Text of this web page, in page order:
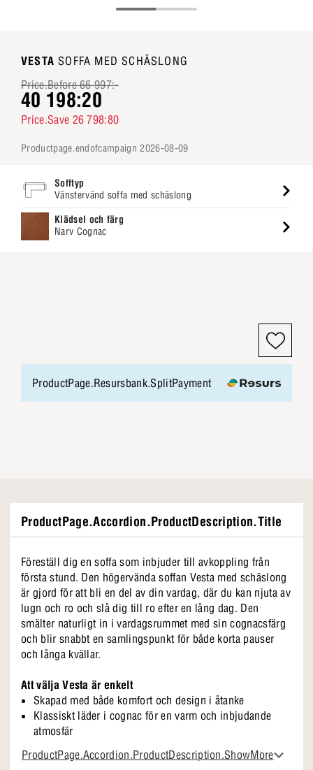
VESTA SOFFA MED SCHÄSLONG
Price.Before 66 997:-
40 198:20
Price.Save 26 798:80
productpage.endofcampaign 2026-08-09
Sofftyp
Vänstervänd soffa med schäslong
Klädsel och färg
Narv Cognac
ProductPage.Resursbank.SplitPayment
ProductPage.Accordion.ProductDescription.Title
Föreställ dig en soffa som inbjuder till avkoppling från
första stund. Den högervända soffan Vesta med schäslong
är gjord för att bli en del av din vardag, där du kan njuta av
lugn och ro och slå dig till ro efter en lång dag. Den
smälter naturligt in i vardagsrummet med sin cognacsfärg
och blir snabbt en samlingspunkt för både korta pauser
och långa kvällar.
Att välja Vesta är enkelt
Skapad med både komfort och design i åtanke
Klassiskt läder i cognac för en varm och inbjudande
atmosfär
ProductPage.Accordion.ProductDescription.ShowMore